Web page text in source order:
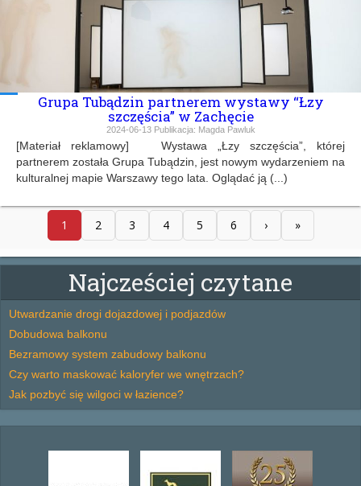
Grupa Tubądzin partnerem wystawy “Łzy
szczęścia” w Zachęcie
2024-06-13Publikacja: Magda Pawluk
[Materiał reklamowy] Wystawa „Łzy szczęścia”, której
partnerem została Grupa Tubądzin, jest nowym wydarzeniem na
kulturalnej mapie Warszawy tego lata. Oglądać ją (...)
1 2 3 4 5 6 › »
Najcześciej czytane
Utwardzanie drogi dojazdowej i podjazdów
Dobudowa balkonu
Bezramowy system zabudowy balkonu
Czy warto maskować kaloryfer we wnętrzach?
Jak pozbyć się wilgoci w łazience?